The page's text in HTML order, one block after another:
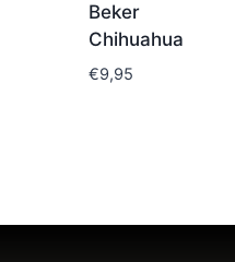
Beker
Chihuahua
€9,95